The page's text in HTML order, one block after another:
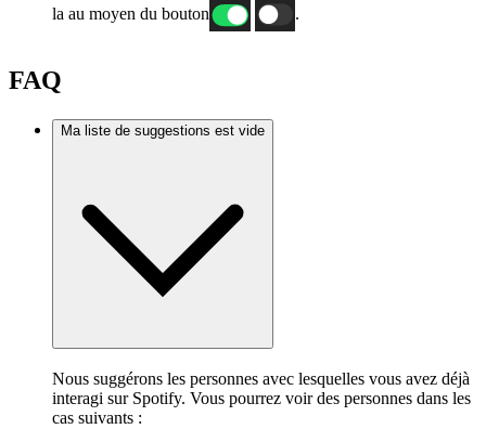
la au moyen du bouton
.
FAQ
Ma liste de suggestions est vide
Nous suggérons les personnes avec lesquelles vous avez déjà
interagi sur Spotify. Vous pourrez voir des personnes dans les
cas suivants :